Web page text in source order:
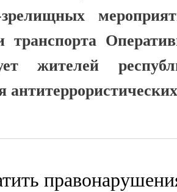
зрелищных
транспорта
жителей